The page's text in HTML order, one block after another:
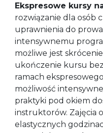
Ekspresowe kursy
rozwiązanie dla osób
uprawnienia do
intensywnemu
możliwe jest
ukończenie kursu
ramach
możliwość
praktyki pod okiem
instruktorów. Zajęcia
elastycznych